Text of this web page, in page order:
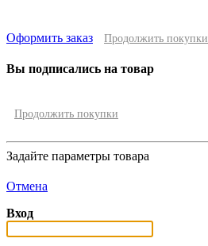
Оформить заказ Продолжить покупки
Вы подписались на товар
Продолжить покупки
Задайте параметры товара
Отмена
Вход